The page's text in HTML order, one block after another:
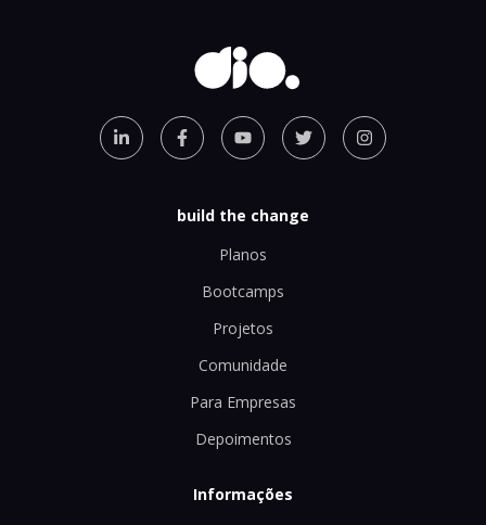
build the change
Planos
Bootcamps
Projetos
Comunidade
Para Empresas
Depoimentos
Informações